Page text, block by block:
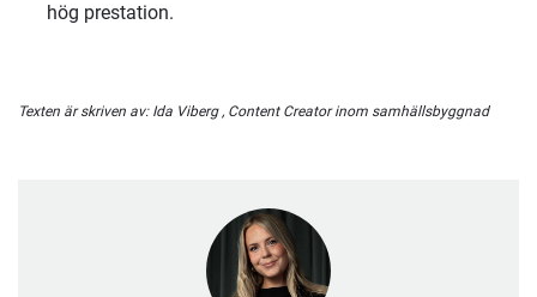
hög prestation.
Texten är skriven av: Ida Viberg , Content Creator inom samhällsbyggnad